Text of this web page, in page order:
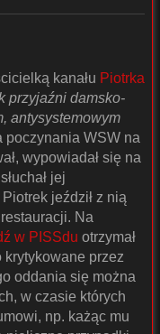
kanału Piotrka
przyjaźni damsko-
antysystemowym
poczynania WSW na
wypowiadał się na
jej
jeździł z nią
Na
w PISSdu otrzymał
krytykowane przez
oddania się można
w czasie których
np. każąc mu